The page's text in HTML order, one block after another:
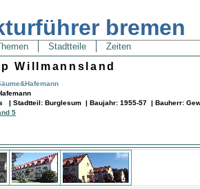
bremen
Stadtteile Zeiten
Willmannsland
| Stadtteil: Burglesum | Baujahr: 1955-57 | Bauherr:
5